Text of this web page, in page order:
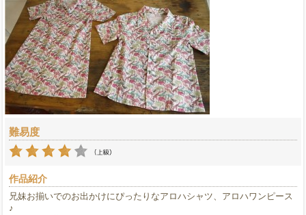
難易度
作品紹介
兄妹お揃いでのお出かけにぴったりなアロハシャツ、アロハワンピース
♪